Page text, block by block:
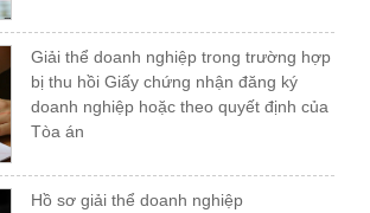
Giải thể doanh nghiệp trong trường hợp
bị thu hồi Giấy chứng nhận đăng ký
doanh nghiệp hoặc theo quyết định của
Tòa án
Hồ sơ giải thể doanh nghiệp